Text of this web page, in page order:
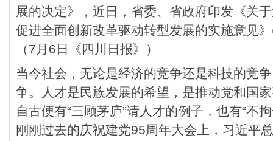
展的决定》，近日，省委、省政府印发《关
促进全面创新改革驱动转型发展的实施意见
（7月6日《四川日报》）
当今社会，无论是经济的竞争还是科技的竞
争。人才是民族发展的希望，是推动党和国
自古便有“三顾茅庐”请人才的例子，也有“不
刚刚过去的庆祝建党95周年大会上，习近平